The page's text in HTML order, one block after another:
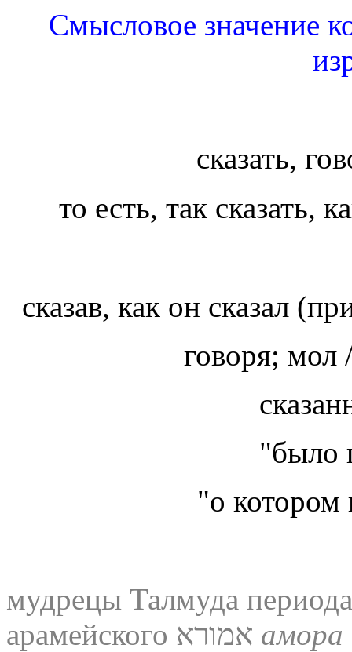
Смысловое значение
сказать,
то есть, так сказать,
сказав, как он сказал
говоря;
"было
"о котором
мудрецы Талмуда
амора